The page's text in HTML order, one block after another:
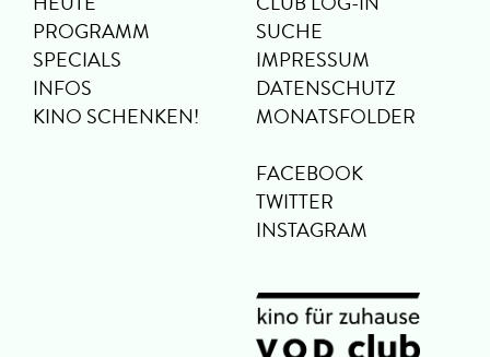
PROGRAMM
SPECIALS
INFOS
KINO SCHENKEN!
SUCHE
IMPRESSUM
DATENSCHUTZ
MONATSFOLDER
FACEBOOK
TWITTER
INSTAGRAM